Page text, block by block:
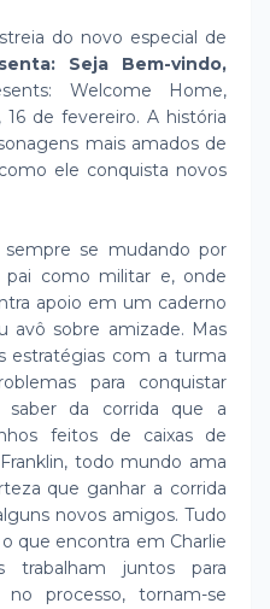
do novo especial de
Seja Bem-vindo,
Welcome Home,
16 de fevereiro. A história
mais amados de
ele conquista novos
se mudando por
pai como militar e, onde
apoio em um caderno
avô sobre amizade. Mas
estratégias com a turma
para conquistar
da corrida que a
feitos de caixas de
todo mundo ama
que ganhar a corrida
novos amigos. Tudo
que encontra em Charlie
trabalham juntos para
processo, tornam-se